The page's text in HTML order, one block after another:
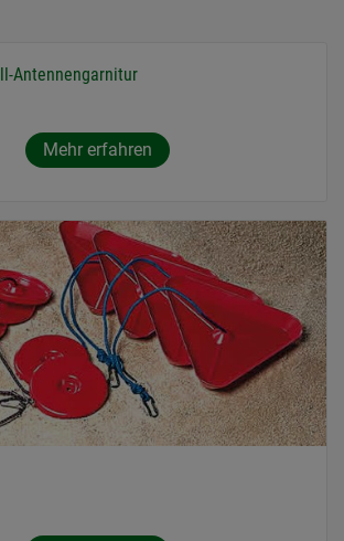
Antennengarnitur
Mehr erfahren